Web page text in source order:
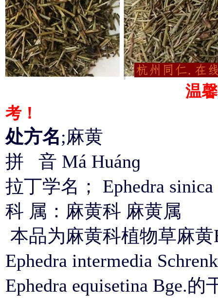
温
考！
处方名;麻黄
拼 音 Má Huánɡ
拉丁学名； Ephedra sinica
科 属：麻黄科 麻黄属
本品为麻黄科植物草麻黄
Ephedra intermedia
Ephedra equisetina Bge.